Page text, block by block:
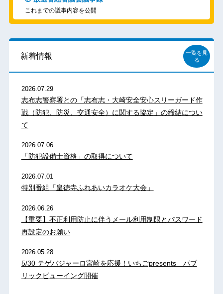
これまでの議事内容を公開
新着情報
一覧を見
る
2026.07.29
志布志警察署との「志布志・大崎安全安心スリーガード作
戦（防犯、防災、交通安全）に関する協定」の締結につい
て
2026.07.06
「防犯設備士資格」の取得について
2026.07.01
特別番組「皇徳寺ふれあいカラオケ大会」
2026.06.26
【重要】不正利用防止に伴うメール利用制限とパスワード
再設定のお願い
2026.05.28
5/30 テゲバジャーロ宮崎を応援！いちごpresents パブ
リックビューイング開催